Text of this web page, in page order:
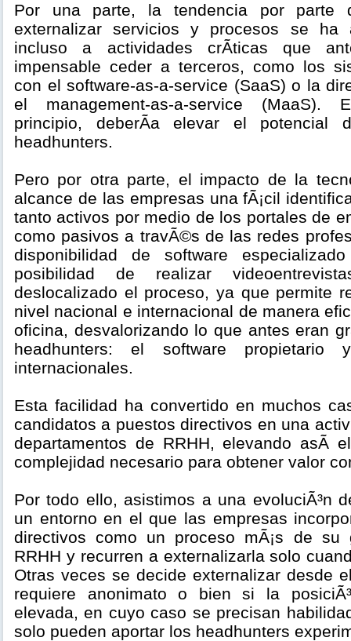
Por una parte, la tendencia por parte
externalizar servicios y procesos se ha
incluso a actividades crÃ­ticas que
impensable ceder a terceros, como los
con el software-as-a-service (SaaS) o la
el management-as-a-service (MaaS).
principio, deberÃ­a elevar el potencial
headhunters.
Pero por otra parte, el impacto de la
alcance de las empresas una fÃ¡cil
tanto activos por medio de los portales de
como pasivos a travÃ©s de las redes
disponibilidad de software
posibilidad de realizar
deslocalizado el proceso, ya que permite
nivel nacional e internacional de manera
oficina, desvalorizando lo que antes eran
headhunters: el software propietario
internacionales.
Esta facilidad ha convertido en muchos
candidatos a puestos directivos en una
departamentos de RRHH, elevando asÃ­
complejidad necesario para obtener valor
Por todo ello, asistimos a una evoluciÃ³n
un entorno en el que las empresas
directivos como un proceso mÃ¡s de su
RRHH y recurren a externalizarla solo
Otras veces se decide externalizar desde
requiere anonimato o bien si la
elevada, en cuyo caso se precisan
solo pueden aportar los headhunters